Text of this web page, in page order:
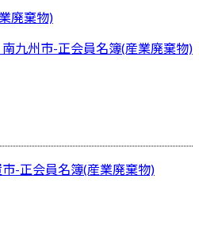
廃棄物)
九州市-正会員名簿(産業廃棄物)
-正会員名簿(産業廃棄物)